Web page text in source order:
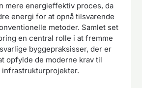
mere energieffektiv proces, da
energi for at opnå tilsvarende
metoder. Samlet set
en central rolle i at fremme
byggepraksisser, der er
opfylde de moderne krav til